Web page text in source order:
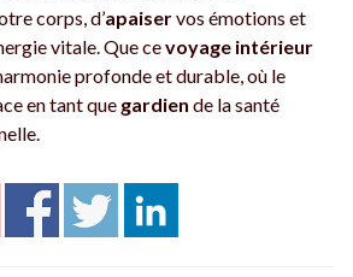
corps, d’apaiservos émotions et
vitale. Que cevoyage intérieur
profonde et durable, où le
en tant que gardien de la santé